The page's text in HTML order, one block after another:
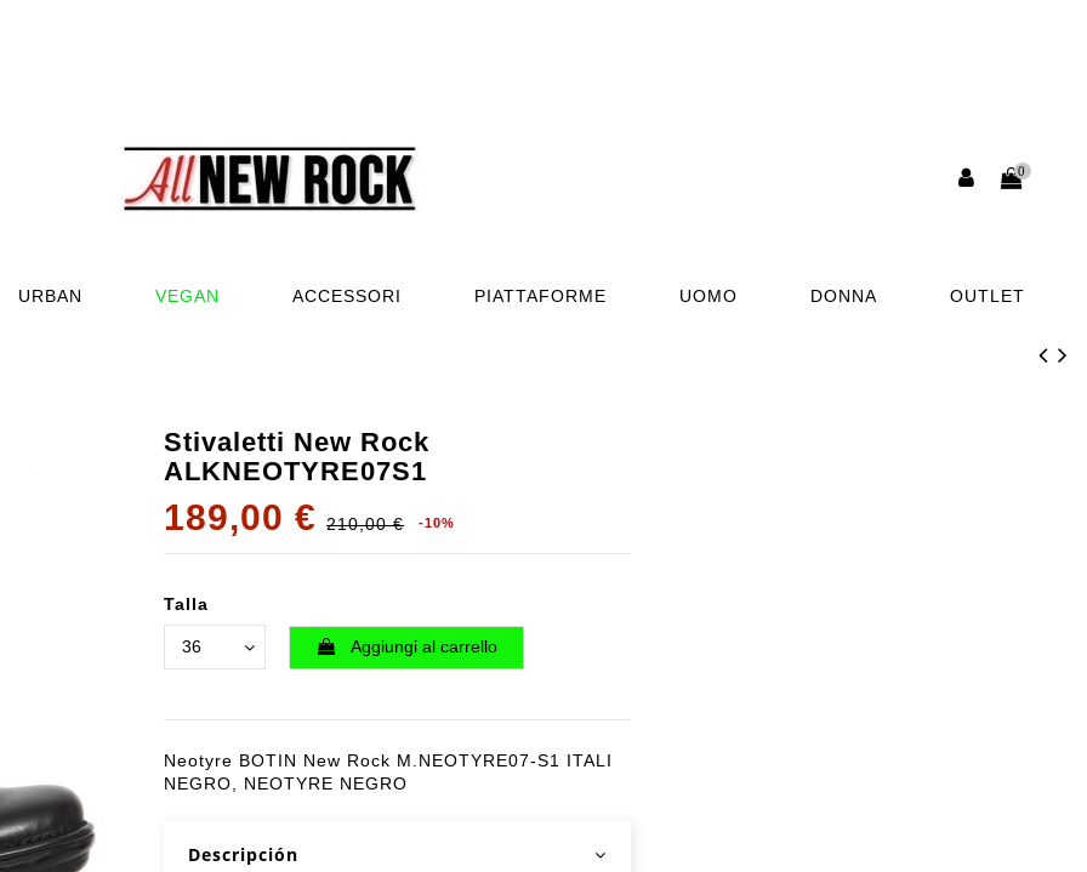
0
URBAN VEGAN ACCESSORI PIATTAFORME UOMO DONNA OUTLET
Stivaletti New Rock
ALKNEOTYRE07S1
189,00 € 210,00 € -10%
Talla
Aggiungi al carrello
Neotyre BOTIN New Rock M.NEOTYRE07-S1 ITALI
NEGRO, NEOTYRE NEGRO
Descripción